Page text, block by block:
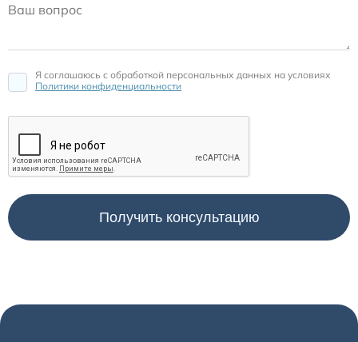
Я соглашаюсь c обработкой персональных данных на условиях
Политики конфиденциальности